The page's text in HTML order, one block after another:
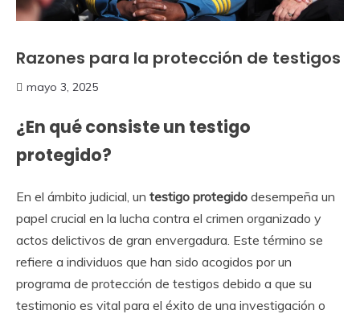
Razones para la protección de testigos
mayo 3, 2025
¿En qué consiste un testigo
protegido?
En el ámbito judicial, un testigo protegido desempeña un
papel crucial en la lucha contra el crimen organizado y
actos delictivos de gran envergadura. Este término se
refiere a individuos que han sido acogidos por un
programa de protección de testigos debido a que su
testimonio es vital para el éxito de una investigación o